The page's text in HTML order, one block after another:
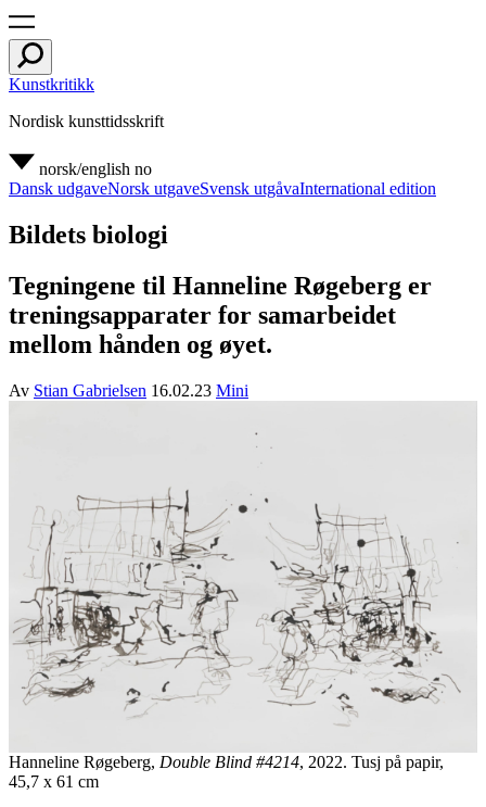
Kunstkritikk
Nordisk kunsttidsskrift
norsk/english no
Dansk udgaveNorsk utgaveSvensk utgåvaInternational edition
Bildets biologi
Tegningene til Hanneline Røgeberg er
treningsapparater for samarbeidet
mellom hånden og øyet.
Av Stian Gabrielsen 16.02.23 Mini
Hanneline Røgeberg, Double Blind #4214, 2022. Tusj på papir,
45,7 x 61 cm